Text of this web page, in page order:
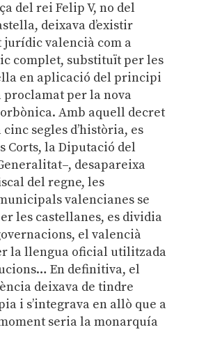
del rei Felip V, no del
deixava d’existir
jurídic valencià com a
complet, substituït per les
en aplicació del principi
proclamat per la nova
Amb aquell decret
cinc segles d’història, es
Corts, la Diputació del
desapareixa
del regne, les
valencianes se
les castellanes, es dividia
el valencià
la llengua oficial utilitzada
En definitiva, el
deixava de tindre
i s’integrava en allò que a
seria la monarquía